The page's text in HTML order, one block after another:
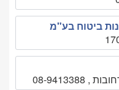
ביטוח בע"מ